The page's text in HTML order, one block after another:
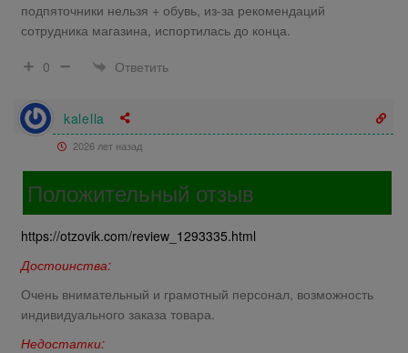
подпяточники нельзя + обувь, из-за рекомендаций
сотрудника магазина, испортилась до конца.
0
Ответить
kalella
2026 лет назад
Положительный отзыв
https://otzovik.com/review_1293335.html
Достоинства:
Очень внимательный и грамотный персонал, возможность
индивидуального заказа товара.
Недостатки: